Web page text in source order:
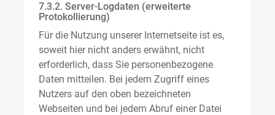
7.3.2. Server-Logdaten (erweiterte
Protokollierung)
Für die Nutzung unserer Internetseite ist es,
soweit hier nicht anders erwähnt, nicht
erforderlich, dass Sie personenbezogene
Daten mitteilen. Bei jedem Zugriff eines
Nutzers auf den oben bezeichneten
Webseiten und bei jedem Abruf einer Datei